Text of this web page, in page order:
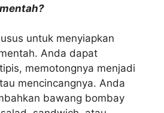
untuk menyiapkan
Anda dapat
memotongnya menjadi
mencincangnya. Anda
bawang bombay